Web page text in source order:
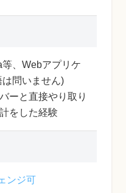
等、Webアプリケ
問いません)
ーと直接やり取り
をした経験
ンジ可